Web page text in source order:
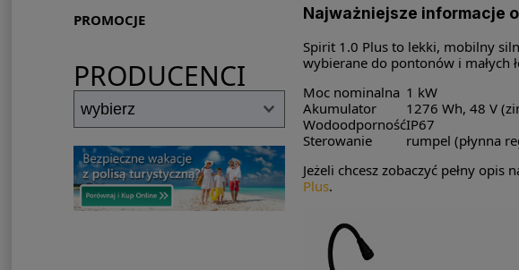
PROMOCJE
PRODUCENCI
Najważniejsze informacje
Spirit 1.0 Plus to lekki, mobilny
wybierane do pontonów i małych
Moc nominalna 1 kW
Akumulator
1276 Wh, 48 V
WodoodpornośćIP67
Sterowanie
rumpel (płynna
Jeżeli chcesz zobaczyć pełny
Plus.